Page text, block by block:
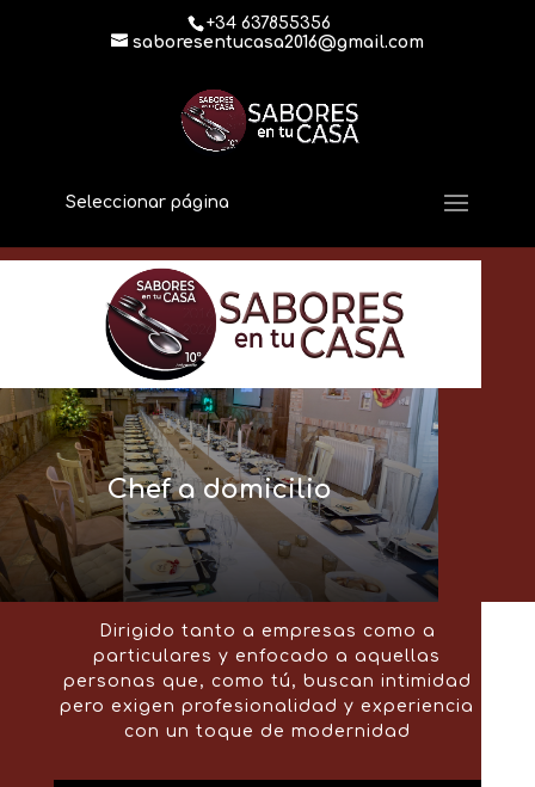
+34 637855356
saboresentucasa2016@gmail.com
Seleccionar página
Chef a domicilio
Dirigido tanto a empresas como a
particulares y enfocado a aquellas
personas que, como tú, buscan intimidad
pero exigen profesionalidad y experiencia
con un toque de modernidad